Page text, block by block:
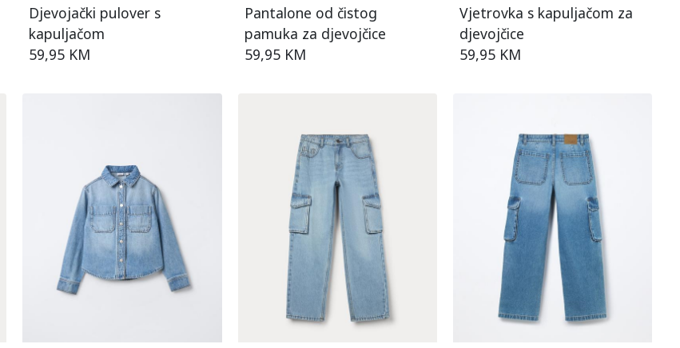
Djevojački pulover s
kapuljačom
59,95 KM
Pantalone od čistog
pamuka za djevojčice
59,95 KM
Vjetrovka s kapuljačom za
djevojčice
59,95 KM